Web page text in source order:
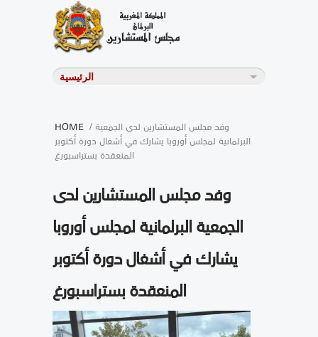
HOME / وفد مجلس المستشارين لدى الجمعية
البرلمانية لمجلس أوروبا يشارك في أشغال دورة أكتوبر
المنعقدة بستراسبورغ
وفد مجلس المستشارين لدى
الجمعية البرلمانية لمجلس أوروبا
يشارك في أشغال دورة أكتوبر
المنعقدة بستراسبورغ